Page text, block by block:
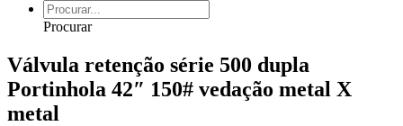
Procurar
Válvula retenção série 500 dupla
Portinhola 42″ 150# vedação metal X
metal